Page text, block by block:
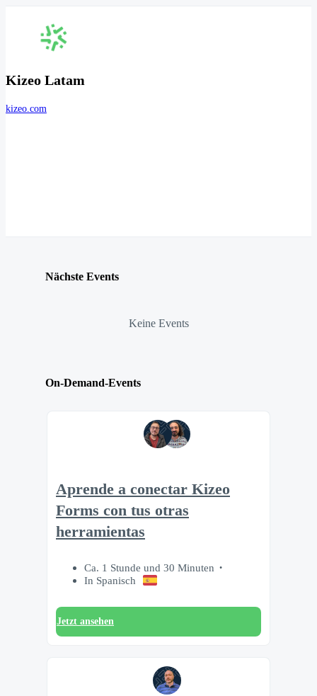
Kizeo Latam
kizeo.com
Nächste Events
Keine Events
On-Demand-Events
Aprende a conectar Kizeo
Forms con tus otras
herramientas
Ca. 1 Stunde und 30 Minuten
In Spanisch
Jetzt ansehen